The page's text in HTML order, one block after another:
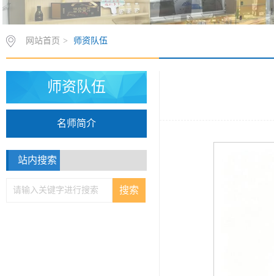
网站首页 > 师资队伍
师资队伍
名师简介
站内搜索